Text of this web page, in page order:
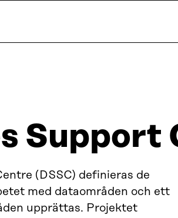
Support
(DSSC) definieras de
med dataområden och ett
upprättas. Projektet